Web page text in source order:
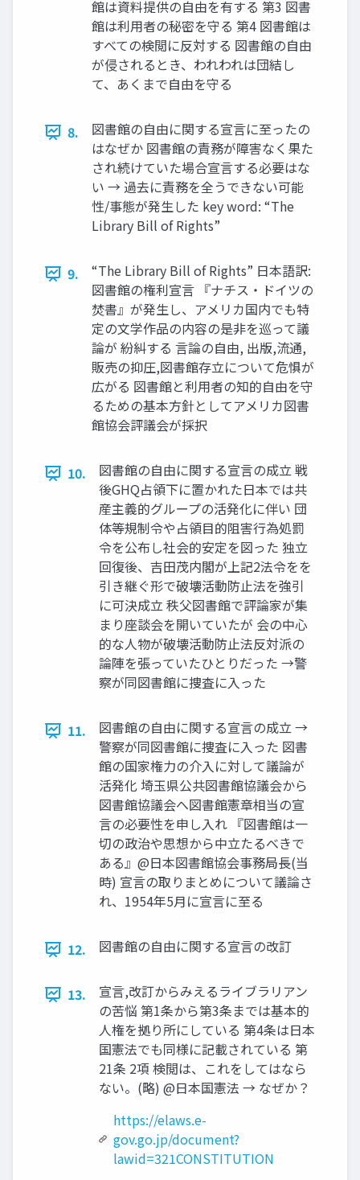
館は資料提供の自由を有する 第3 図書
館は利用者の秘密を守る 第4 図書館は
すべての検閲に反対する 図書館の自由
が侵されるとき、われわれは団結し
て、あくまで自由を守る
8.
図書館の自由に関する宣言に至ったの
はなぜか 図書館の責務が障害なく果た
され続けていた場合宣言する必要はな
い → 過去に責務を全うできない可能
性/事態が発生した key word: “The
Library Bill of Rights”
9.
“The Library Bill of Rights” 日本語訳:
図書館の権利宣言 『ナチス・ドイツの
焚書』が発生し、アメリカ国内でも特
定の文学作品の内容の是非を巡って議
論が 紛糾する 言論の自由, 出版,流通,
販売の抑圧,図書館存立について危惧が
広がる 図書館と利用者の知的自由を守
るための基本方針としてアメリカ図書
館協会評議会が採択
10.
図書館の自由に関する宣言の成立 戦
後GHQ占領下に置かれた日本では共
産主義的グループの活発化に伴い 団
体等規制令や占領目的阻害行為処罰
令を公布し社会的安定を図った 独立
回復後、吉田茂内閣が上記2法令をを
引き継ぐ形で破壊活動防止法を強引
に可決成立 秩父図書館で評論家が集
まり座談会を開いていたが 会の中心
的な人物が破壊活動防止法反対派の
論陣を張っていたひとりだった →警
察が同図書館に捜査に入った
11.
図書館の自由に関する宣言の成立 →
警察が同図書館に捜査に入った 図書
館の国家権力の介入に対して議論が
活発化 埼玉県公共図書館協議会から
図書館協議会へ図書館憲章相当の宣
言の必要性を申し入れ 『図書館は一
切の政治や思想から中立たるべきで
ある』@日本図書館協会事務局長(当
時) 宣言の取りまとめについて議論さ
れ、1954年5月に宣言に至る
12. 図書館の自由に関する宣言の改訂
13.
宣言,改訂からみえるライブラリアン
の苦悩 第1条から第3条までは基本的
人権を拠り所にしている 第4条は日本
国憲法でも同様に記載されている 第
21条 2項 検閲は、これをしてはなら
ない。(略) @日本国憲法 → なぜか？
https://elaws.e-
gov.go.jp/document?
lawid=321CONSTITUTION